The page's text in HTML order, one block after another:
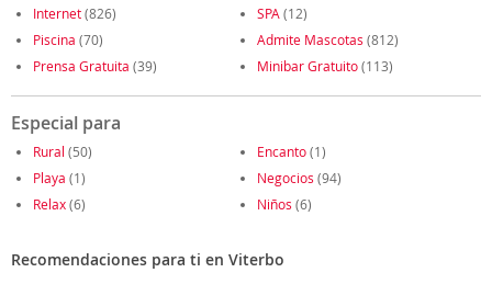
Internet(826) SPA (12)
Piscina (70) Admite Mascotas (812)
Prensa Gratuita (39) Minibar Gratuito(113)
Especial para
Rural (50) Encanto(1)
Playa (1) Negocios (94)
Relax(6) Niños (6)
Recomendaciones para ti en Viterbo